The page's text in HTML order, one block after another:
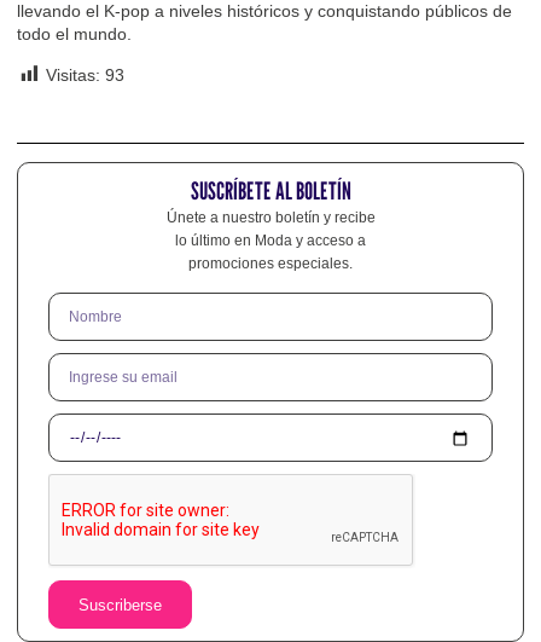
llevando el K-pop a niveles históricos y conquistando públicos de
todo el mundo.
Visitas: 93
SUSCRÍBETE AL BOLETÍN
Únete a nuestro boletín y recibe
lo último en Moda y acceso a
promociones especiales.
Suscriberse